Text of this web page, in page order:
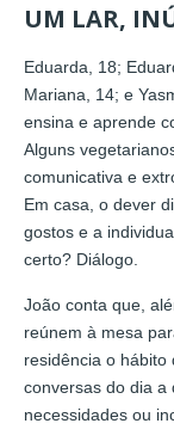
UM LAR,
Eduarda, 18;
Mariana, 14; e
ensina e aprende
Alguns
comunicativa e
Em casa, o dever
gostos e a
certo? Diálogo.
João conta que,
reúnem à mesa
residência o hábito
conversas do dia a
necessidades ou